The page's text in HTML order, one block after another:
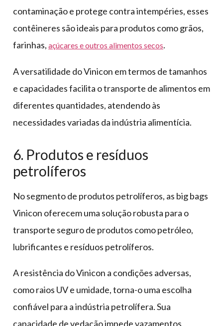
contaminação e protege contra intempéries, esses
contêineres são ideais para produtos como grãos,
farinhas, açúcares e outros alimentos secos.
A versatilidade do Vinicon em termos de tamanhos
e capacidades facilita o transporte de alimentos em
diferentes quantidades, atendendo às
necessidades variadas da indústria alimentícia.
6. Produtos e resíduos
petrolíferos
No segmento de produtos petrolíferos, as big bags
Vinicon oferecem uma solução robusta para o
transporte seguro de produtos como petróleo,
lubrificantes e resíduos petrolíferos.
A resistência do Vinicon a condições adversas,
como raios UV e umidade, torna-o uma escolha
confiável para a indústria petrolífera. Sua
capacidade de vedação impede vazamentos,